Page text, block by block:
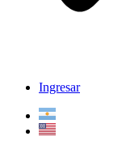
Ingresar